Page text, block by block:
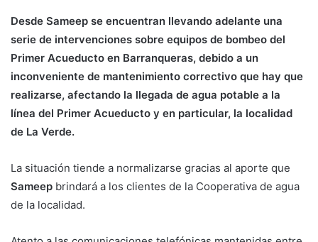
Desde Sameep se encuentran llevando adelante una
serie de intervenciones sobre equipos de bombeo del
Primer Acueducto en Barranqueras, debido a un
inconveniente de mantenimiento correctivo que hay que
realizarse, afectando la llegada de agua potable a la
línea del Primer Acueducto y en particular, la localidad
de La Verde.
La situación tiende a normalizarse gracias al aporte que
Sameep brindará a los clientes de la Cooperativa de agua
de la localidad.